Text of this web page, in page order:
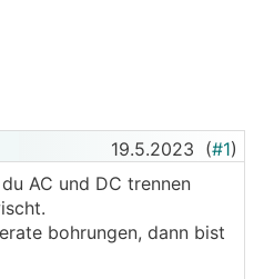
19.5.2023 (#1)
AC und DC trennen
bohrungen, dann bist